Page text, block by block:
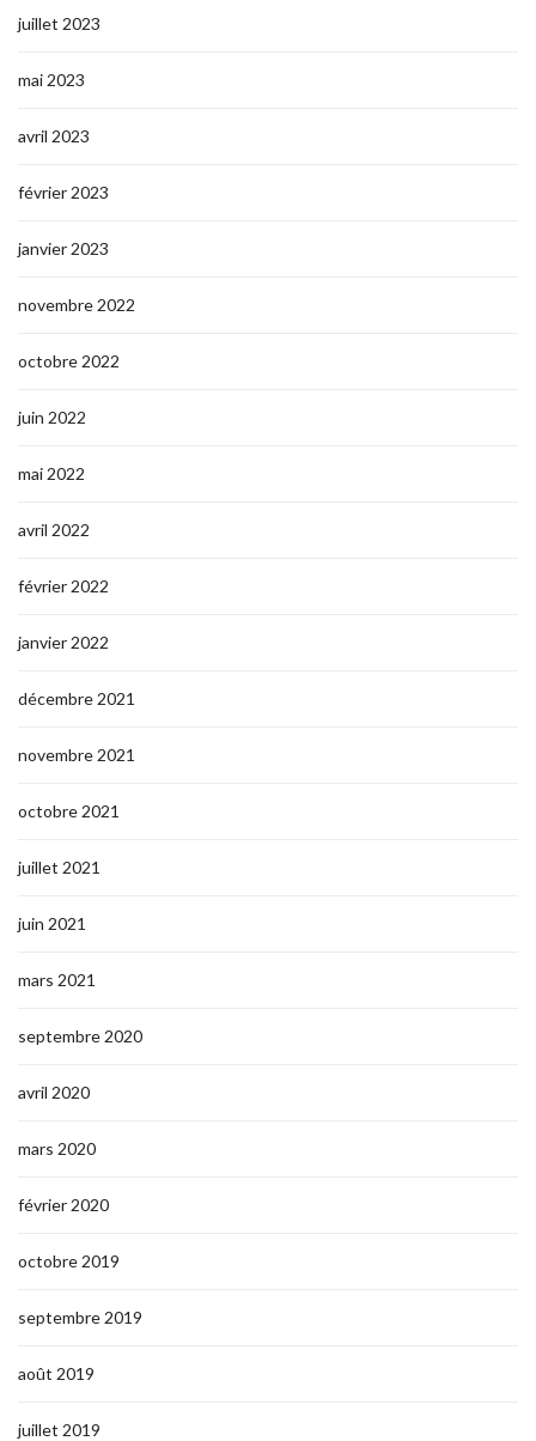
juillet 2023
mai 2023
avril 2023
février 2023
janvier 2023
novembre 2022
octobre 2022
juin 2022
mai 2022
avril 2022
février 2022
janvier 2022
décembre 2021
novembre 2021
octobre 2021
juillet 2021
juin 2021
mars 2021
septembre 2020
avril 2020
mars 2020
février 2020
octobre 2019
septembre 2019
août 2019
juillet 2019